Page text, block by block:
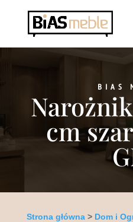
BIAS
Narożnik
cm
Strona główna> Dom i